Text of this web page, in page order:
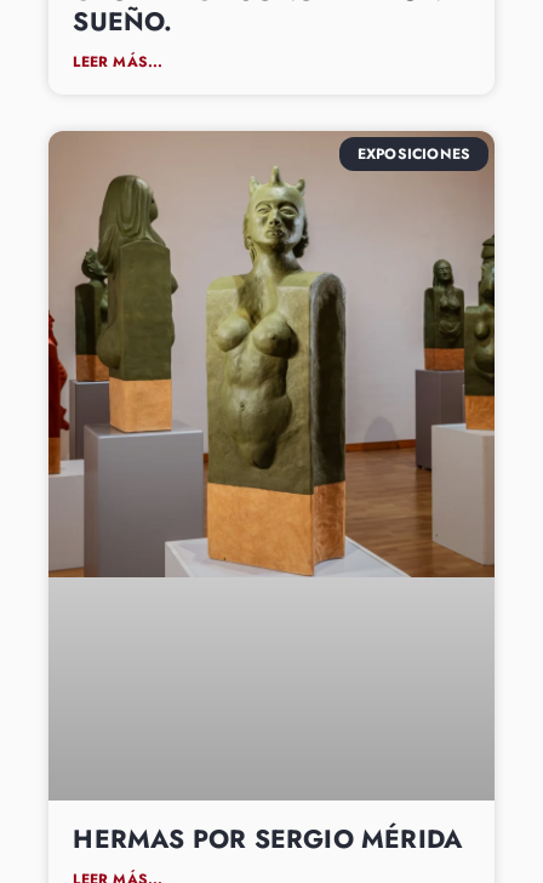
SUEÑO.
LEER MÁS...
EXPOSICIONES
HERMAS POR SERGIO MÉRIDA